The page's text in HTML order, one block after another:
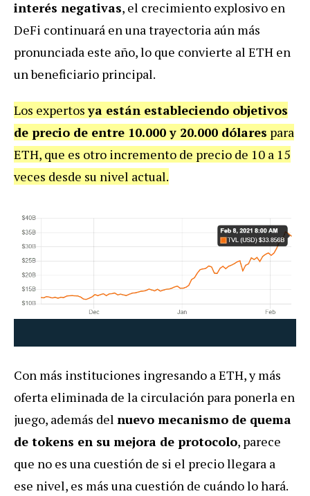
interés negativas, el crecimiento explosivo en
DeFi continuará en una trayectoria aún más
pronunciada este año, lo que convierte al ETH en
un beneficiario principal.
Los expertosya están estableciendo objetivos
de precio de entre 10.000 y 20.000 dólares para
ETH, que es otro incremento de precio de 10 a 15
veces desde su nivel actual.
Con más instituciones ingresando a ETH, y más
oferta eliminada de la circulación para ponerla en
juego, además del nuevo mecanismo de quema
de tokens en su mejora de protocolo, parece
que no es una cuestión de si el precio llegara a
ese nivel, es más una cuestión de cuándo lo hará.